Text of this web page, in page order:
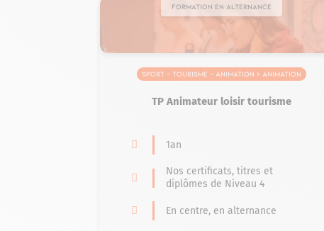
Formation en alternance
Sport – Tourisme – Animation > Animation
TP Animateur loisir tourisme
1an
Nos certificats, titres et
diplômes de Niveau 4
En centre, en alternance